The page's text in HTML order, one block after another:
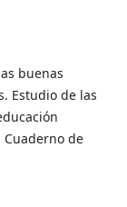
buenas
Estudio de las
de